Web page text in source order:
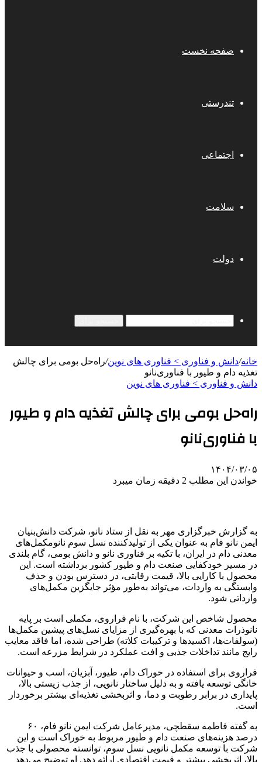
صفحه نخست
تندرستی
اجتماعی
سلامت
دولت
خانه/دانش و فناوری > فناوری های نوین/راه‌حل بومی برای چالش‌
تغذیه دام و طیور با فناوری‌نانو
دانش و فناوری > فناوری های نوین
راه‌حل بومی برای چالش‌ تغذیه دام و طیور
با فناوری‌نانو
۱۴۰۴/۰۳/۰۵
خواندن این مطلب 2 دقیقه زمان میبرد
به گزارش خبرگزاری مهر به نقل از ستاد نانو، شرکت دانش‌بنیان
ایمن نانو فام به عنوان یکی از تولیدکننده نسل سوم نانومکمل‌های
معدنی دام در ایران، با تکیه بر فناوری نانو و دانش بومی، گام بلندی
در مسیر خودکفایی صنعت دام و طیور کشور برداشته است. این
محصول با کارایی بالا، قیمت رقابتی، در دسترس بودن و حذف
وابستگی به واردات، می‌تواند به‌طور مؤثر جایگزین مکمل‌های
وارداتی شود.
محصول شاخص این شرکت، با نام فراروی، مکملی است بر پایه
نانوذرات معدنی که با بهره‌گیری از مزایای نسل‌های پیشین مکمل‌ها
(سولفات‌ها، اکسیدها و ترکیبات کلاته) طراحی شده، اما فاقد معایب
رایج مانند تداخلات جذبی و افت عملکرد در شرایط مزرعه است.
فراروی برای استفاده در خوراک دام، طیور، آبزیان، اسب و حیوانات
خانگی توسعه یافته و به دلیل ساختار نانویی، از جذب زیستی بالا،
پایداری در برابر رطوبت و دما، و اثربخشی تغذیه‌ای بیشتر برخوردار
است.
به گفته فاطمه سقطچی، مدیرعامل شرکت ایمن نانو فام، ۶۰
درصد هزینه‌های صنعت دام و طیور مربوط به خوراک است و این
شرکت با توسعه مکمل نانویی نسل سوم، توانسته محصولی با جذب
بالا، اثربخشی بیشتر و قیمت اقتصادی ارائه دهد. او توضیح می‌دهد